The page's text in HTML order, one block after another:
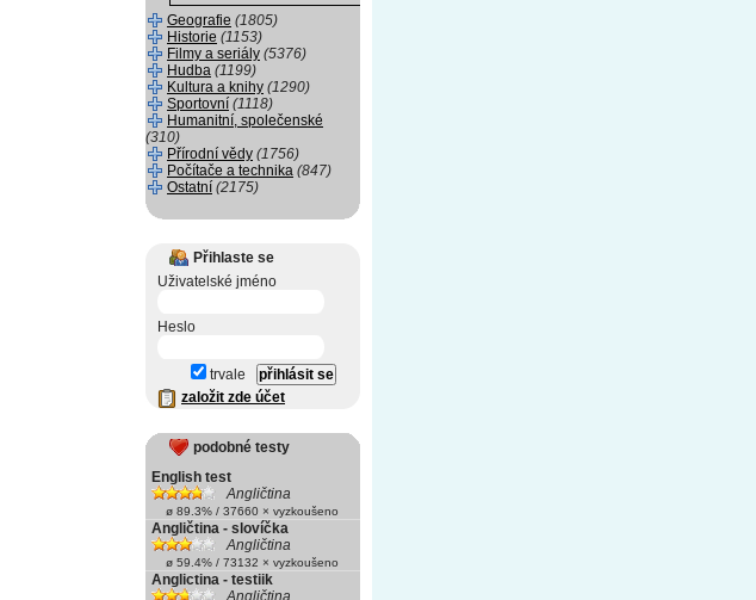
Geografie (1805)
Historie (1153)
Filmy a seriály (5376)
Hudba (1199)
Kultura a knihy (1290)
Sportovní (1118)
Humanitní, společenské
(310)
Přírodní vědy (1756)
Počítače a technika (847)
Ostatní (2175)
Přihlaste se
Uživatelské jméno
Heslo
trvale
založit zde účet
podobné testy
English test
Angličtina
ø 89.3% / 37660 × vyzkoušeno
Angličtina - slovíčka
Angličtina
ø 59.4% / 73132 × vyzkoušeno
Anglictina - testiik
Angličtina